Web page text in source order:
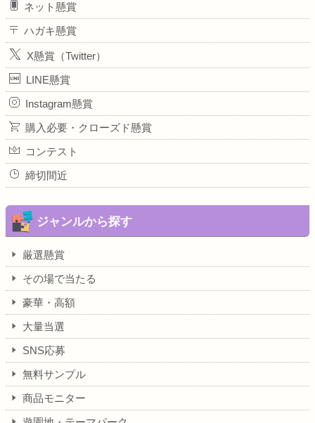
ネット懸賞
ハガキ懸賞
X懸賞（Twitter）
LINE懸賞
Instagram懸賞
購入必要・クローズド懸賞
コンテスト
締切間近
ジャンルから探す
厳選懸賞
その場で当たる
豪華・高額
大量当選
SNS応募
無料サンプル
商品モニター